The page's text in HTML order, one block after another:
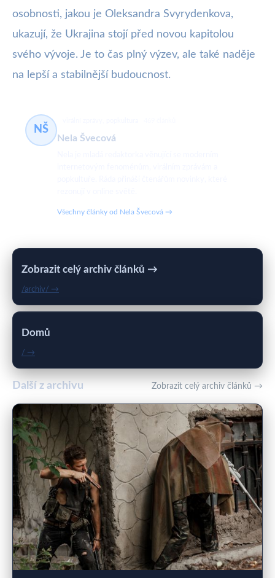
osobnosti, jakou je Oleksandra Svyrydenkova,
ukazují, že Ukrajina stojí před novou kapitolou
svého vývoje. Je to čas plný výzev, ale také naděje
na lepší a stabilnější budoucnost.
NŠ
Nela Švecová
Všechny články od Nela Švecová →
Zobrazit celý archiv článků →
/archiv/ →
Domů
/ →
Další z archivu Zobrazit celý archiv článků →